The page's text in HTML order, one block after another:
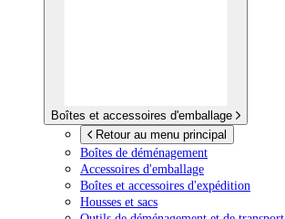
Boîtes et accessoires d'emballage
Retour au menu principal
Boîtes de déménagement
Accessoires d'emballage
Boîtes et accessoires d'expédition
Housses et sacs